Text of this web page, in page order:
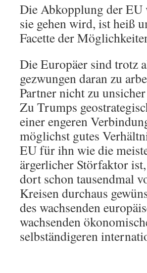
Die Abkopplung der EU
sie gehen wird, ist heiß
Facette der
Die Europäer sind trotz
gezwungen daran zu
Partner nicht zu
Zu Trumps
einer engeren
möglichst gutes
EU für ihn wie die
ärgerlicher Störfaktor
dort schon tausendmal
Kreisen durchaus
des wachsenden
wachsenden
selbständigeren